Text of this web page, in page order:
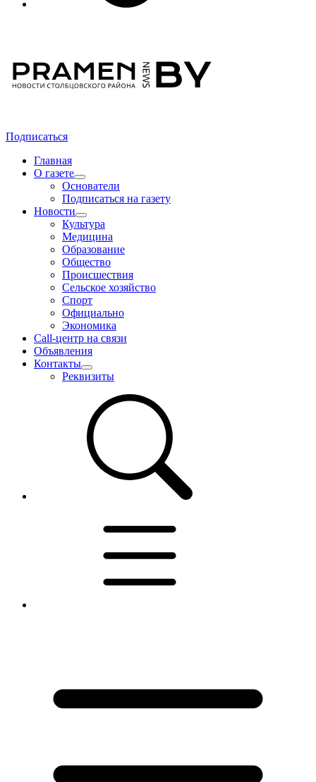
Подписаться
Главная
О газете
Основатели
Подписаться на газету
Новости
Культура
Медицина
Образование
Общество
Происшествия
Сельское хозяйство
Спорт
Официально
Экономика
Call-центр на связи
Объявления
Контакты
Реквизиты